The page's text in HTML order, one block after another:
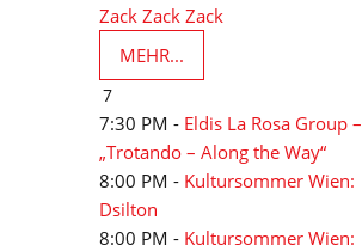
Zack Zack Zack
MEHR...
7
7:30 PM - Eldis La Rosa Group –
„Trotando – Along the Way“
8:00 PM - Kultursommer Wien:
Dsilton
8:00 PM - Kultursommer Wien: